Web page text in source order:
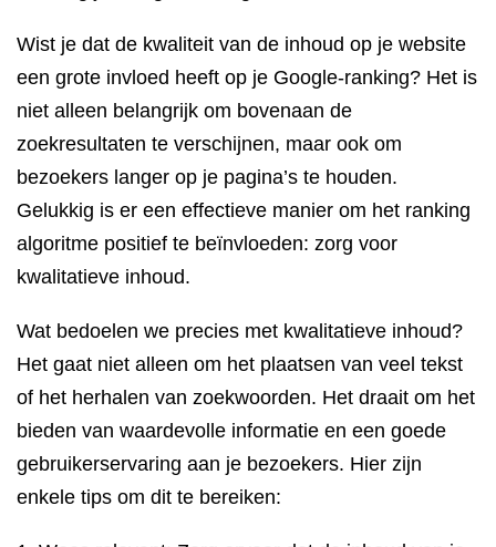
Wist je dat de kwaliteit van de inhoud op je website
een grote invloed heeft op je Google-ranking? Het is
niet alleen belangrijk om bovenaan de
zoekresultaten te verschijnen, maar ook om
bezoekers langer op je pagina’s te houden.
Gelukkig is er een effectieve manier om het ranking
algoritme positief te beïnvloeden: zorg voor
kwalitatieve inhoud.
Wat bedoelen we precies met kwalitatieve inhoud?
Het gaat niet alleen om het plaatsen van veel tekst
of het herhalen van zoekwoorden. Het draait om het
bieden van waardevolle informatie en een goede
gebruikerservaring aan je bezoekers. Hier zijn
enkele tips om dit te bereiken: